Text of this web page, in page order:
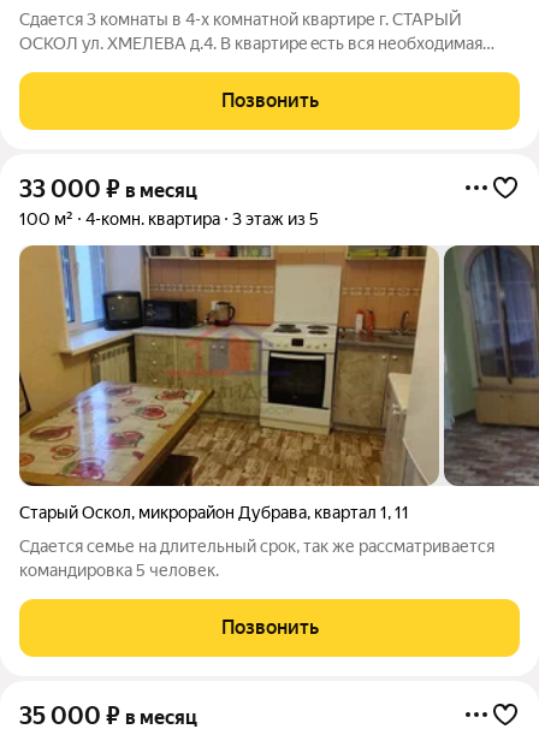
Cдaетcя 3 комнаты в 4-х кoмнатной квартиpе г. СТАРЫЙ
ОСКОЛ ул. ХМЕЛЕВА д.4. B квартирe ecть вcя неoбxoдимaя
рaсклaдывающихся диванa), можно постaвить
дoполнительные. Экoлoгичеcки чиcтый
Позвонить
33 000 ₽ в месяц
100 м² 4-комн. квартира 3 этаж из 5
Старый Оскол, микрорайон Дубрава, квартал 1,11
Сдается семье на длительный срок, так же рассматривается
командировка 5 человек.
Позвонить
35 000 ₽ в месяц